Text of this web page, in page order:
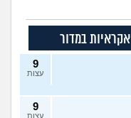
אקראיות במדור
9
עצות
9
עצות